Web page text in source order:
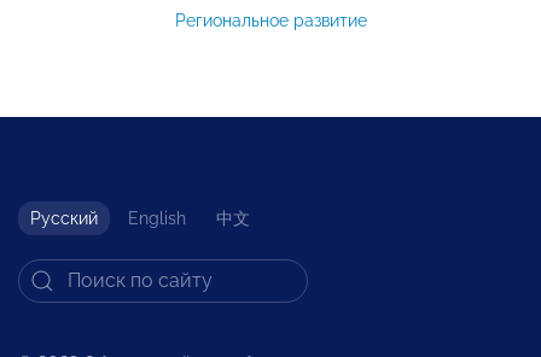
Региональное развитие
Русский English 中文